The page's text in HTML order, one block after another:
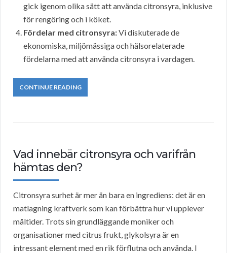
gick igenom olika sätt att använda citronsyra, inklusive
för rengöring och i köket.
Fördelar med citronsyra:Vi diskuterade de
ekonomiska, miljömässiga och hälsorelaterade
fördelarna med att använda citronsyra i vardagen.
CONTINUE READING
Vad innebär citronsyra och varifrån
hämtas den?
Citronsyra surhet är mer än bara en ingrediens: det är en
matlagning kraftverk som kan förbättra hur vi upplever
måltider. Trots sin grundläggande moniker och
organisationer med citrus frukt, glykolsyra är en
intressant element med en rik förflutna och använda. I